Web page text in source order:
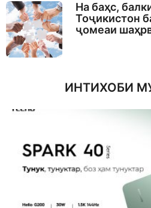
На баҳс,
Тоҷикистон
ҷомеаи
ИНТИХОБИ